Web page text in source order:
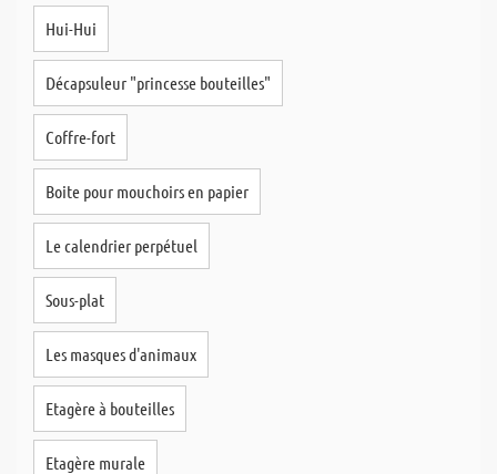
Hui-Hui
Décapsuleur "princesse bouteilles"
Coffre-fort
Boite pour mouchoirs en papier
Le calendrier perpétuel
Sous-plat
Les masques d'animaux
Etagère à bouteilles
Etagère murale